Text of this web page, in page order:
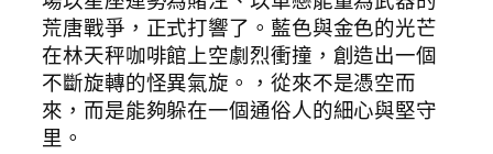
荒唐戰爭，正式打響了。藍色與金色的光芒
在林天秤咖啡館上空劇烈衝撞，創造出一個
不斷旋轉的怪異氣旋。，從來不是憑空而
來，而是能夠躲在一個通俗人的細心與堅守
里。